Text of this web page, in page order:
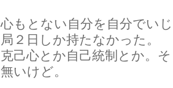
心もとない自分を自分でい
局２日しか持たなかった。
克己心とか自己統制とか。
無いけど。